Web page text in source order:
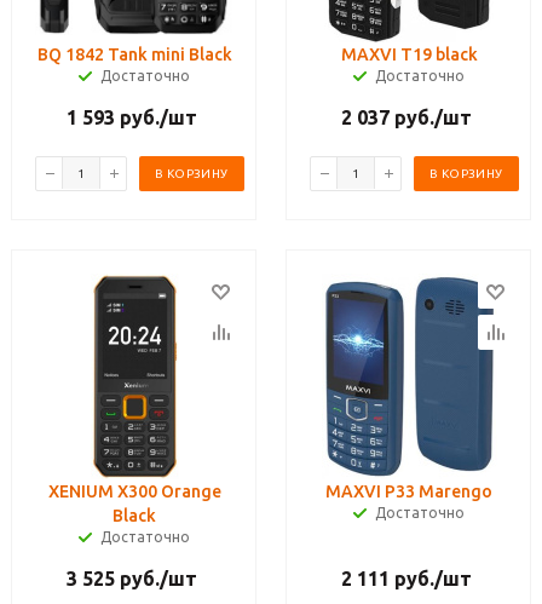
BQ 1842 Tank mini Black
Достаточно
1 593 руб./шт
В КОРЗИНУ
MAXVI T19 black
Достаточно
2 037 руб./шт
В КОРЗИНУ
XENIUM X300 Orange
Black
Достаточно
3 525 руб./шт
MAXVI P33 Marengo
Достаточно
2 111 руб./шт